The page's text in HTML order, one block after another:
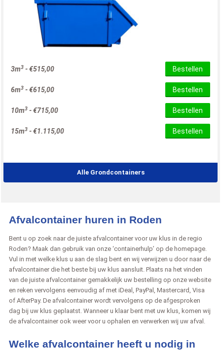
3m3 -€515,00 Bestellen
6m3 -€615,00 Bestellen
10m3 -€715,00 Bestellen
15m3 -€1.115,00 Bestellen
Alle Grondcontainers
Afvalcontainer huren in Roden
Bent u op zoek naar de juiste afvalcontainer voor uw klus in de regio
Roden? Maak dan gebruik van onze ‘containerhulp’ op de homepage.
Vul in met welke klus u aan de slag bent en wij verwijzen u door naar de
afvalcontainer die het beste bij uw klus aansluit. Plaats na het vinden
van de juiste afvalcontainer gemakkelijk uw bestelling op onze website
en reken vervolgens eenvoudig af met iDeal, PayPal, Mastercard, Visa
of AfterPay. De afvalcontainer wordt vervolgens op de afgesproken
dag bij uw klus geplaatst. Wanneer u klaar bent met uw klus, komen wij
de afvalcontainer ook weer voor u ophalen en verwerken wij uw afval.
Welke afvalcontainer heeft u nodig in